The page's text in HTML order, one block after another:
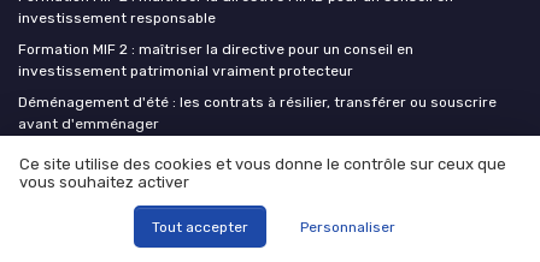
investissement responsable
Formation MIF 2 : maîtriser la directive pour un conseil en
investissement patrimonial vraiment protecteur
Déménagement d'été : les contrats à résilier, transférer ou souscrire
avant d'emménager
votre santé
Ce site utilise des cookies et vous donne le contrôle sur ceux que
vous souhaitez activer
Tout accepter Personnaliser